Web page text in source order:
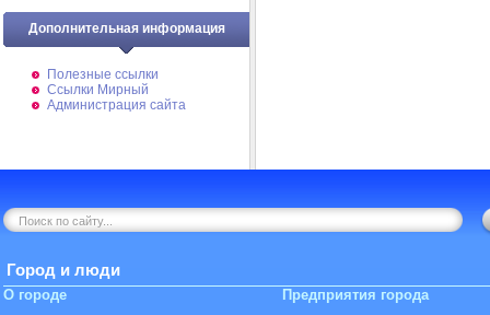
Дополнительная информация
Полезные ссылки
Ссылки Мирный
Администрация сайта
Город и люди
О городе Предприятия города